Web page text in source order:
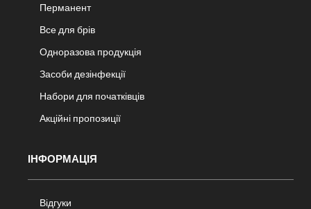
Перманент
Все для брів
Одноразова продукція
Засоби дезінфекції
Набори для початківців
Акційні пропозиції
ІНФОРМАЦІЯ
Відгуки